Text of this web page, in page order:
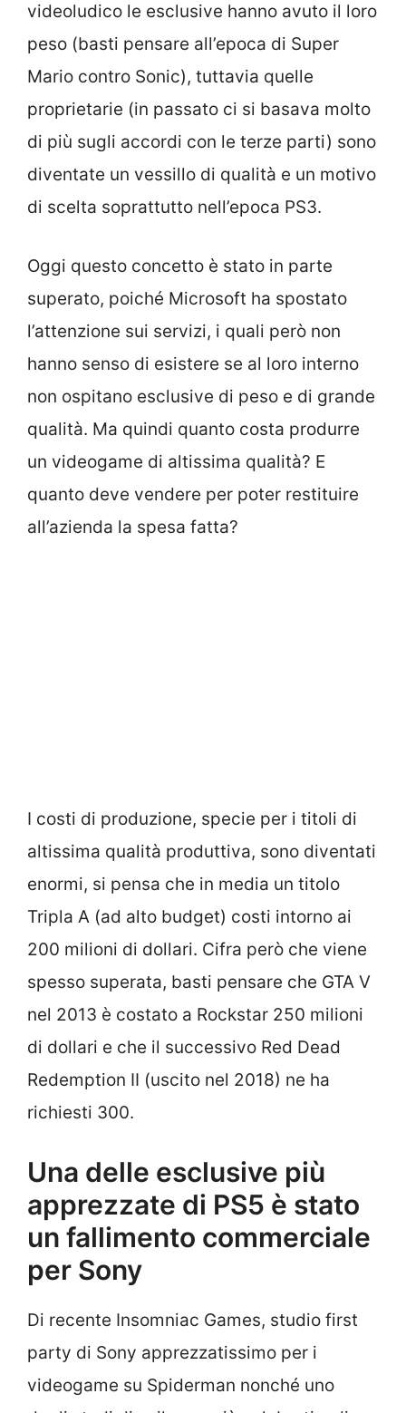
videoludico le esclusive hanno avuto il loro
peso (basti pensare all’epoca di Super
Mario contro Sonic), tuttavia quelle
proprietarie (in passato ci si basava molto
di più sugli accordi con le terze parti) sono
diventate un vessillo di qualità e un motivo
di scelta soprattutto nell’epoca PS3.
Oggi questo concetto è stato in parte
superato, poiché Microsoft ha spostato
l’attenzione sui servizi, i quali però non
hanno senso di esistere se al loro interno
non ospitano esclusive di peso e di grande
qualità. Ma quindi quanto costa produrre
un videogame di altissima qualità? E
quanto deve vendere per poter restituire
all’azienda la spesa fatta?
I costi di produzione, specie per i titoli di
altissima qualità produttiva, sono diventati
enormi, si pensa che in media un titolo
Tripla A (ad alto budget) costi intorno ai
200 milioni di dollari. Cifra però che viene
spesso superata, basti pensare che GTA V
nel 2013 è costato a Rockstar 250 milioni
di dollari e che il successivo Red Dead
Redemption II (uscito nel 2018) ne ha
richiesti 300.
Una delle esclusive più
apprezzate di PS5 è stato
un fallimento commerciale
per Sony
Di recente Insomniac Games, studio first
party di Sony apprezzatissimo per i
videogame su Spiderman nonché uno